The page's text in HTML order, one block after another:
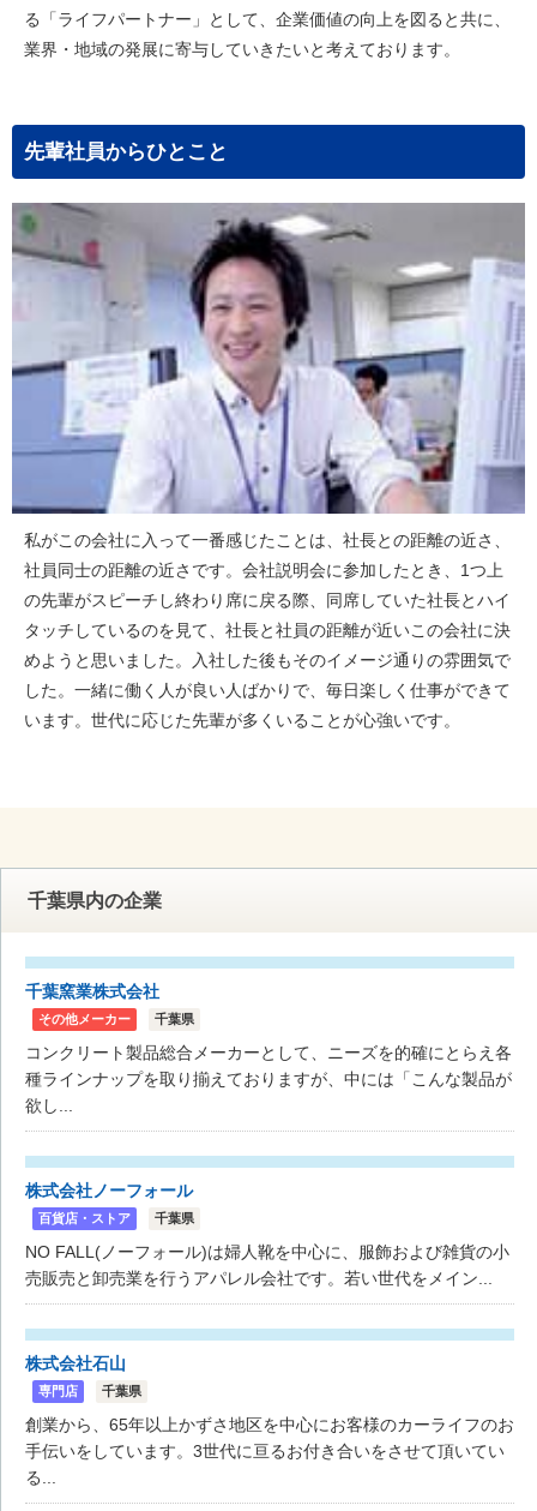
る「ライフパートナー」として、企業価値の向上を図ると共に、
業界・地域の発展に寄与していきたいと考えております。
先輩社員からひとこと
私がこの会社に入って一番感じたことは、社長との距離の近さ、
社員同士の距離の近さです。会社説明会に参加したとき、1つ上
の先輩がスピーチし終わり席に戻る際、同席していた社長とハイ
タッチしているのを見て、社長と社員の距離が近いこの会社に決
めようと思いました。入社した後もそのイメージ通りの雰囲気で
した。一緒に働く人が良い人ばかりで、毎日楽しく仕事ができて
います。世代に応じた先輩が多くいることが心強いです。
千葉県内の企業
千葉窯業株式会社
その他メーカー 千葉県
コンクリート製品総合メーカーとして、ニーズを的確にとらえ各
種ラインナップを取り揃えておりますが、中には「こんな製品が
欲し...
株式会社ノーフォール
百貨店・ストア 千葉県
NO FALL(ノーフォール)は婦人靴を中心に、服飾および雑貨の小
売販売と卸売業を行うアパレル会社です。若い世代をメイン...
株式会社石山
専門店 千葉県
創業から、65年以上かずさ地区を中心にお客様のカーライフのお
手伝いをしています。3世代に亘るお付き合いをさせて頂いてい
る...